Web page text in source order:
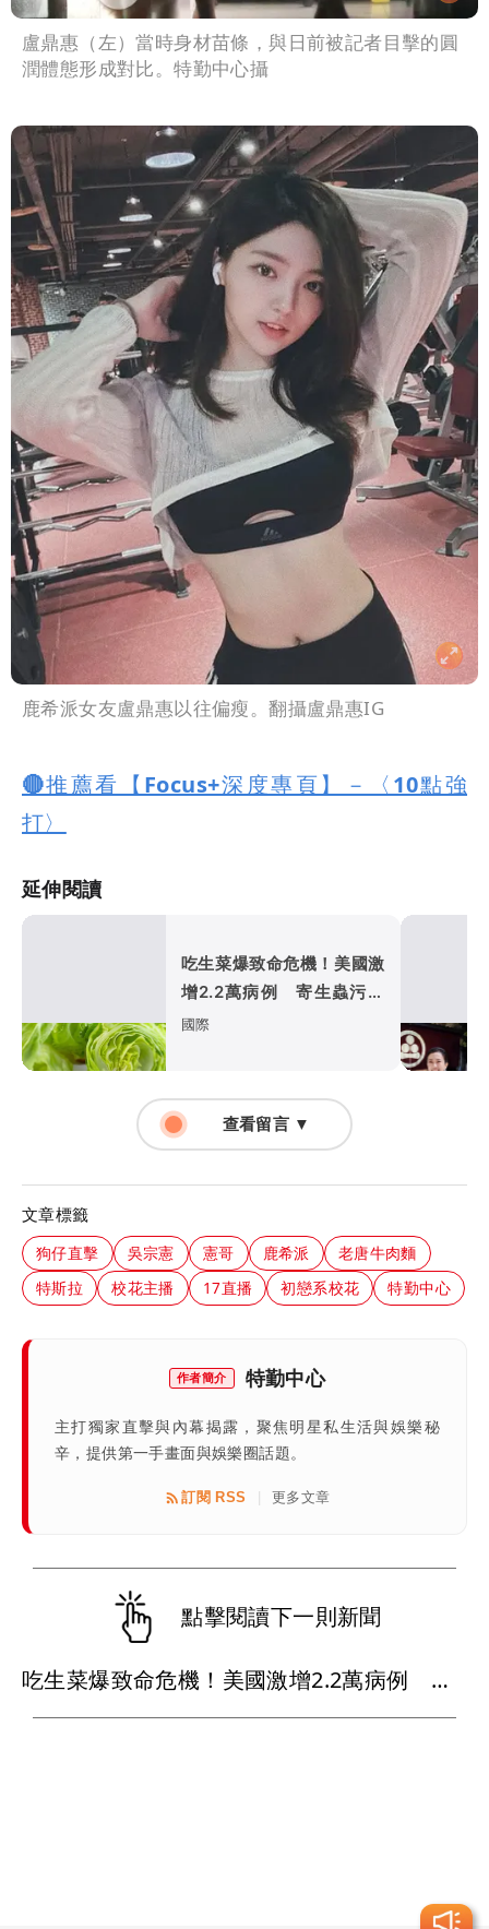
盧鼎惠（左）當時身材苗條，與日前被記者目擊的圓
潤體態形成對比。特勤中心攝
鹿希派女友盧鼎惠以往偏瘦。翻攝盧鼎惠IG
🔴推薦看【Focus+深度專頁】－〈10點強
打〉
延伸閱讀
吃生菜爆致命危機！美國激
增2.2萬病例 寄生蟲污染
惹禍（壹蘋10點強打）
國際
查看留言 ▼
文章標籤
狗仔直擊 吳宗憲 憲哥 鹿希派
老唐牛肉麵
特斯拉
校花主播 17直播 初戀系校花 特勤中心
作者簡介 特勤中心
主打獨家直擊與內幕揭露，聚焦明星私生活與娛樂秘
辛，提供第一手畫面與娛樂圈話題。
訂閱 RSS 更多文章
點擊閱讀下一則新聞
吃生菜爆致命危機！美國激增2.2萬病例 寄生蟲污染惹禍（壹蘋10點強打）